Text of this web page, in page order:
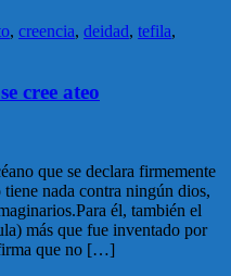
, creencia, deidad, tefila,
cree ateo
que se declara firmemente
nada contra ningún dios,
él, también el
más que fue inventado por
que no […]